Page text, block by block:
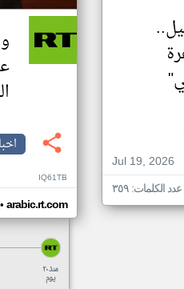
Jul 19, 2026
عدد الكلمات: ٣٥٩
IQ61TB
• arabic.rt.com
منذ ٢٠
يوم